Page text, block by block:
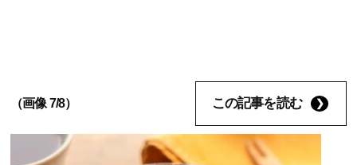
（画像 7/8） この記事を読む